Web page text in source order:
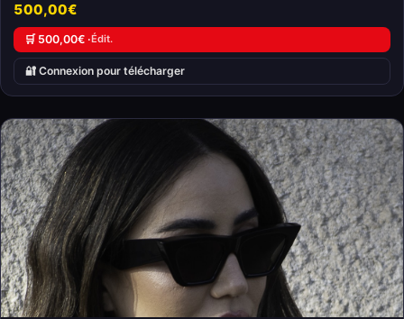
500,00€
🛒 500,00€ ·Édit.
🔐 Connexion pour télécharger